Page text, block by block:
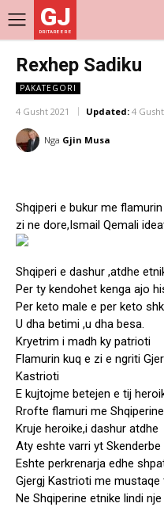
GJ
DRITARE E RE
Rexhep Sadiku
PAKATEGORI
4 Gusht 2021 Updated: 4
Nga Gjin Musa
Shqiperi e bukur me
zi ne dore,Ismail Qemali
Shqiperi e dashur ,atdhe
Per ty kendohet kenga ajo
Per keto male e per keto
U dha betimi ,u dha besa.
Kryetrim i madh ky patrioti
Flamurin kuq e zi e ngriti
Kastrioti
E kujtojme betejen e tij
Rrofte flamuri me
Kruje heroike,i dashur atdhe
Aty eshte varri yt Skenderbe
Eshte perkrenarja edhe
Gjergj Kastrioti me mustaqe
Ne Shqiperine etnike lindi